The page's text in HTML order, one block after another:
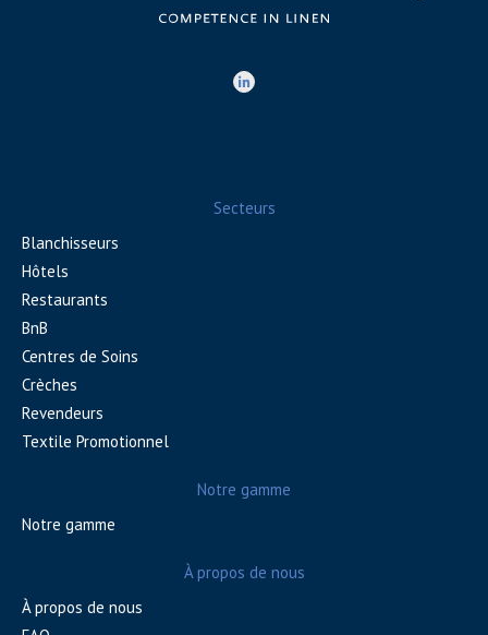
Secteurs
Blanchisseurs
Hôtels
Restaurants
BnB
Centres de Soins
Crèches
Revendeurs
Textile Promotionnel
Notre gamme
Notre gamme
À propos de nous
À propos de nous